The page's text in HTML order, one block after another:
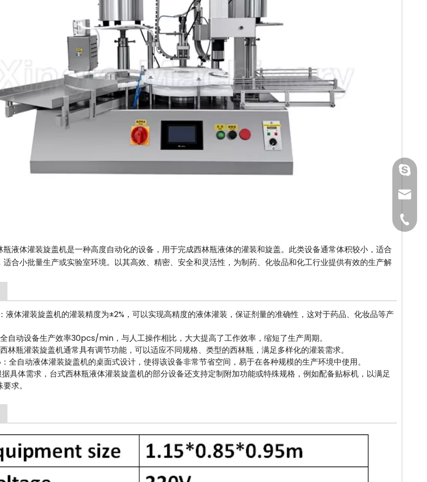
速单头灌装机 半自动小型食品粉末灌装机
三合一高精度化妆品青霉素
西林瓶灌装旋盖机
20ml化妆品食品小瓶灌装机
瓶液体灌装旋盖机是一种高度自动化的设备，用于完成西林瓶液体的灌装和旋盖。此类设备通常体积较小，适合
适合小批量生产或实验室环境。以其高效、精密、安全和灵活性，为制药、化妆品和化工行业提供有效的生产解
液体灌装旋盖机的灌装精度为±2%，可以实现高精度的液体灌装，保证剂量的准确性，这对于药品、化妆品等产
自动设备生产效率30pcs/min，与人工操作相比，大大提高了工作效率，缩短了生产周期。
林瓶灌装旋盖机通常具有调节功能，可以适应不同规格、类型的西林瓶，满足多样化的灌装需求。
全自动液体灌装旋盖机的桌面式设计，使得该设备非常节省空间，易于在各种规模的生产环境中使用。
具体需求，台式西林瓶液体灌装旋盖机的部分设备还支持定制附加功能或特殊规格，例如配备贴标机，以满足
求。